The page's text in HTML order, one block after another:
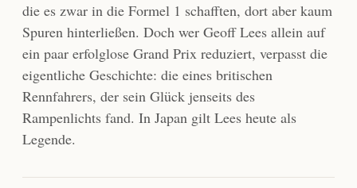
die es zwar in die Formel 1 schafften, dort aber kaum
Spuren hinterließen. Doch wer Geoff Lees allein auf
ein paar erfolglose Grand Prix reduziert, verpasst die
eigentliche Geschichte: die eines britischen
Rennfahrers, der sein Glück jenseits des
Rampenlichts fand. In Japan gilt Lees heute als
Legende.